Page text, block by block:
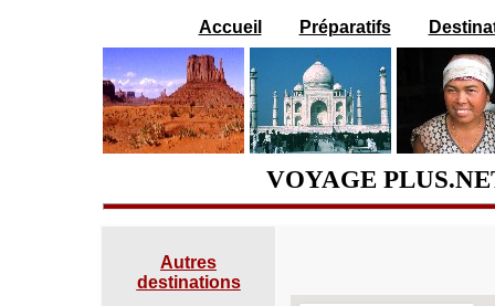
Accueil Préparatifs
VOYAGE
Autres
destinations